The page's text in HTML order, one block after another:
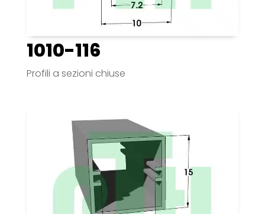
1010-116
Profili a sezioni chiuse